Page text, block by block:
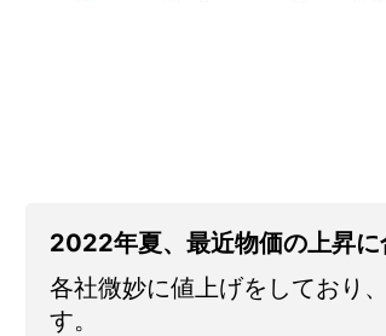
2022年夏、最近物価の上昇に
各社微妙に値上げをしており、
す。